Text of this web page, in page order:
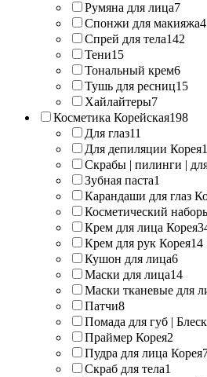
Румяна для лица7
Спонжи для макияжа4
Спрей для тела142
Тени15
Тональный крем6
Тушь для ресниц15
Хайлайтеры7
Косметика Корейская198
Для глаз11
Для депиляции Корея1
Скрабы | пилинги |
Зубная паста1
Карандаши для глаз
Косметический
Крем для лица Корея
Крем для рук Корея14
Кушон для лица6
Маски для лица14
Маски тканевые для
Патчи8
Помада для губ |
Праймер Корея2
Пудра для лица Корея
Скраб для тела1